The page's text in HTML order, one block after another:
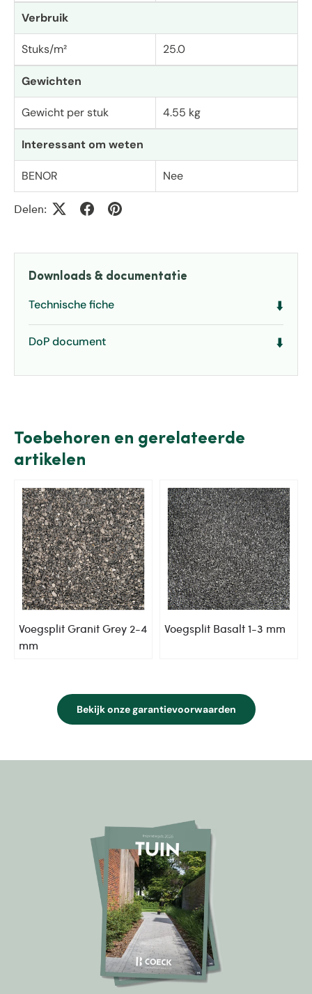
Verbruik
Stuks/m² 25.0
Gewichten
Gewicht per stuk 4.55 kg
Interessant om weten
BENOR Nee
Delen:
Downloads & documentatie
Technische fiche ⬇️
DoP document ⬇️
Toebehoren en gerelateerde
artikelen
Voegsplit Granit Grey 2-4
mm
Voegsplit Basalt 1-3 mm
Bekijk onze garantievoorwaarden